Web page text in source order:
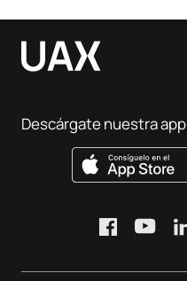
Descárgate nuestra app